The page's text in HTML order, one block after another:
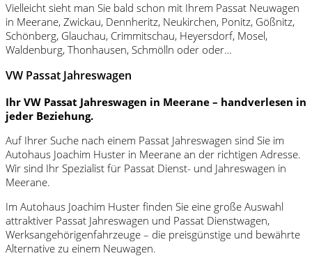
Vielleicht sieht man Sie bald schon mit Ihrem Passat Neuwagen
in Meerane, Zwickau, Dennheritz, Neukirchen, Ponitz, Gößnitz,
Schönberg, Glauchau, Crimmitschau, Heyersdorf, Mosel,
Waldenburg, Thonhausen, Schmölln oder oder…
VW Passat Jahreswagen
Ihr VW Passat Jahreswagen in Meerane – handverlesen in
jeder Beziehung.
Auf Ihrer Suche nach einem Passat Jahreswagen sind Sie im
Autohaus Joachim Huster in Meerane an der richtigen Adresse.
Wir sind Ihr Spezialist für Passat Dienst- und Jahreswagen in
Meerane.
Im Autohaus Joachim Huster finden Sie eine große Auswahl
attraktiver Passat Jahreswagen und Passat Dienstwagen,
Werksangehörigenfahrzeuge – die preisgünstige und bewährte
Alternative zu einem Neuwagen.